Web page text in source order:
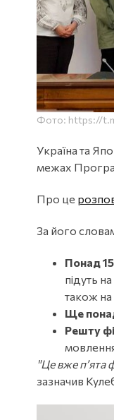
Фото: https://
Україна та
межах
Про це
За його
Понад
підуть
також на
Ще
Решту
"Це вже п’ята
зазначив